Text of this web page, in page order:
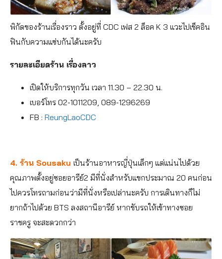
พิกัดของร้านเรื่องราว ตั้งอยู่ที่ CDC เฟส 2 ล็อค K 3 แวะไปเช็คอิน
ฟินกับความแซ่บกันได้นะครับ
รายละเอียดร้าน เรื่องลาว
เปิดให้บริการทุกวัน เวลา 11.30 – 22.30 น.
เบอร์โทร 02-1011209, 089-1296269
FB : ReungLaoCDC
4. ร้าน Sousaku เป็นร้านอาหารญี่ปุ่นเล็กๆ แต่แน่นไปด้วย
คุณภาพตั้งอยู่ซอยอารีย์2 มีที่นั่งสำหรับแขกประมาณ 20 คนก่อน
ไปควรโทรถามก่อนว่ามีที่นั่งหรือเปล่านะครับ การเดินทางก็ไม่
ยากถ้าไปด้วย BTS ลงสถานีอารีย์ หากขับรถให้เข้าทางซอย
ราชครู จะสะดวกกว่า